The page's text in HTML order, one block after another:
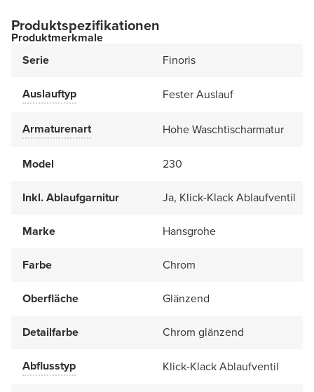
Produktspezifikationen
Produktmerkmale
Serie
Finoris
Auslauftyp Fester Auslauf
Armaturenart Hohe Waschtischarmatur
Model 230
Inkl. Ablaufgarnitur Ja, Klick-Klack Ablaufventil
Marke Hansgrohe
Farbe Chrom
Oberfläche Glänzend
Detailfarbe Chrom glänzend
Abflusstyp Klick-Klack Ablaufventil